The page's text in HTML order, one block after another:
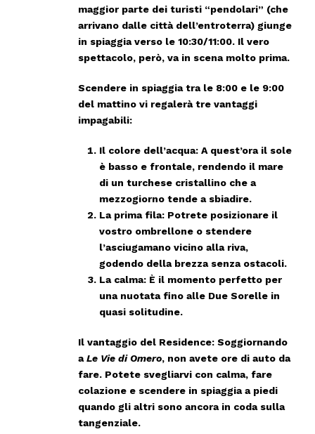
maggior parte dei turisti “pendolari” (che
arrivano dalle città dell’entroterra) giunge
in spiaggia verso le 10:30/11:00. Il vero
spettacolo, però, va in scena molto prima.
Scendere in spiaggia tra le 8:00 e le 9:00
del mattino vi regalerà tre vantaggi
impagabili:
Il colore dell’acqua: A quest’ora il sole
è basso e frontale, rendendo il mare
di un turchese cristallino che a
mezzogiorno tende a sbiadire.
La prima fila: Potrete posizionare il
vostro ombrellone o stendere
l’asciugamano vicino alla riva,
godendo della brezza senza ostacoli.
La calma: È il momento perfetto per
una nuotata fino alle Due Sorelle in
quasi solitudine.
Il vantaggio del Residence: Soggiornando
aLe Vie di Omero, non avete ore di auto da
fare. Potete svegliarvi con calma, fare
colazione e scendere in spiaggia a piedi
quando gli altri sono ancora in coda sulla
tangenziale.